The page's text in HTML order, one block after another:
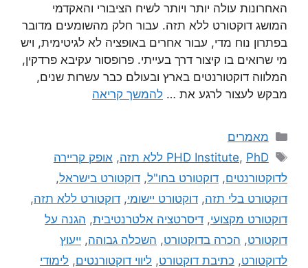
האחרונות עולה יותר ויותר לשיח הציבורי והאקדמי
המושג דוקטורט ללא תזה. עבור חלק מהשומעים מדובר
בפתרון נוח מדי, עבור אחרים באופציה לא לגיטימית, ויש
מי שרואים בו קיצור דרך בעייתי. פרופסור עקיבא פרדקין,
המלווה דוקטורנטים בארץ ובעולם כבר עשרות שנים,
מבקש לעצור לרגע את … להמשך קריאה
מאמרים
PHD Institute, PhD ללא תזה , אופק קריירה
לדוקטורנטים, דוקטורט בחו"ל, דוקטורט בישראל,
דוקטורט בלי תזה, דוקטורט יישומי, דוקטורט ללא תזה,
דוקטורט מקצועי, דיסרטציה אלטרנטיבית, הגנה על
דוקטורט, הכרה בדוקטורט, השכלה גבוהה, ייעוץ
לדוקטורט, כתיבת דוקטורט, ליווי דוקטורנטים, לימודי